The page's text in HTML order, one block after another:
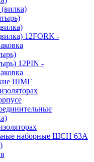
12FORK -
12PIN -
ШМГ
наборные ШСН 63A